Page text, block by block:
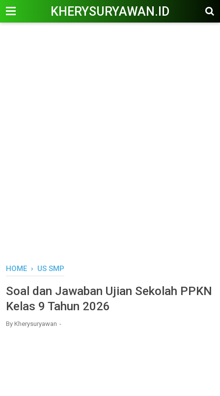
KHERYSURYAWAN.ID
HOME › US SMP
Soal dan Jawaban Ujian Sekolah PPKN
Kelas 9 Tahun 2026
By Kherysuryawan